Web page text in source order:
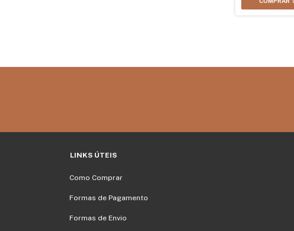
LINKS ÚTEIS
Como Comprar
Formas de Pagamento
Formas de Envio